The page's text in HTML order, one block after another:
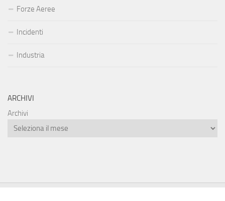
Forze Aeree
Incidenti
Industria
ARCHIVI
Archivi